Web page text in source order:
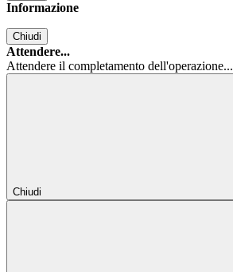
Informazione
Chiudi
Attendere...
Attendere il completamento dell'operazione...
Chiudi